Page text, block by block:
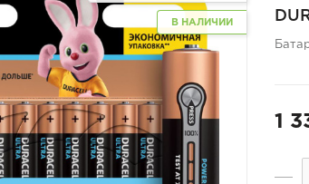
В НАЛИЧИИ
1